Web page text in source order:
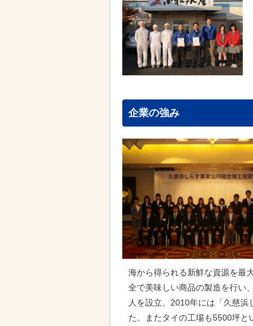
企業の強み
海から得られる新鮮な資源を最
全で美味しい商品の製造を行い
人を設立、2010年には「久慈
た。またタイの工場も5500坪と